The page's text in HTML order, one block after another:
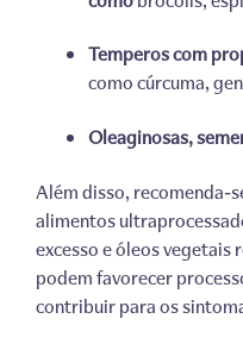
Temperos com
como cúrcuma,
Oleaginosas,
Além disso, recomenda-
alimentos
excesso e óleos vegetais
podem favorecer
contribuir para os